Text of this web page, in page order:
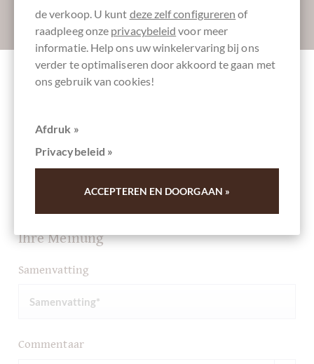
Absenden
Milchschokolade
u voor uw steun.
Ihre Meinung
Samenvatting
Commentaar
de verkoop. U kunt deze zelf configureren of
raadpleeg onze privacybeleid voor meer
informatie. Help ons uw winkelervaring bij ons
verder te optimaliseren door akkoord te gaan met
ons gebruik van cookies!
Afdruk »
Privacybeleid »
ACCEPTEREN EN DOORGAAN »